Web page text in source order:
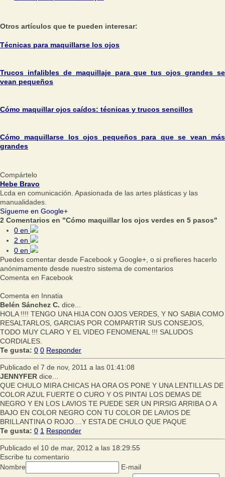
Otros artículos que te pueden interesar:
Técnicas para maquillarse los ojos
Trucos infalibles de maquillaje para que tus ojos grandes se
vean pequeños
Cómo maquillar ojos caídos: técnicas y trucos sencillos
Cómo maquillarse los ojos pequeños para que se vean más
grandes
Compártelo
Hebe Bravo
Lcda en comunicación. Apasionada de las artes plásticas y las
manualidades.
Sígueme en Google+
2 Comentarios en "Cómo maquillar los ojos verdes en 5 pasos"
0 en
2 en
0 en
Puedes comentar desde Facebook y Google+, o si prefieres hacerlo
anónimamente desde nuestro sistema de comentarios
Comenta en Facebook
Comenta en Innatia
Belén Sánchez C. dice...
HOLA !!!! TENGO UNA HIJA CON OJOS VERDES, Y NO SABIA COMO
RESALTARLOS, GARCIAS POR COMPARTIR SUS CONSEJOS,
TODO MUY CLARO Y EL VIDEO FENOMENAL !!! SALUDOS
CORDIALES.
Te gusta: 0 0 Responder
Publicado el 7 de nov, 2011 a las 01:41:08
JENNYFER dice...
QUE CHULO MIRA CHICAS HA ORA OS PONE Y UNA LENTILLAS DE
COLOR AZUL FUERTE O CURO Y OS PINTAI LOS DEMAS DE
NEGRO Y EN LOS LAVIOS TE PUEDE SER UN PIRSIG ARRIBA O A
BAJO EN COLOR NEGRO CON TU COLOR DE LAVIOS DE
BRILLANTINA O ROJO....Y ESTA DE CHULO QUE PAQUE
Te gusta: 0 1 Responder
Publicado el 10 de mar, 2012 a las 18:29:55
Escribe tu comentario
Nombre
E-mail